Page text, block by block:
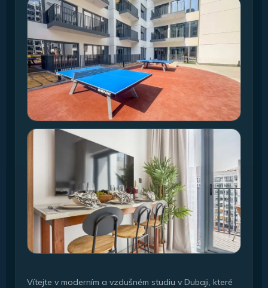
Vítejte v moderním a vzdušném studiu v Dubaji, které